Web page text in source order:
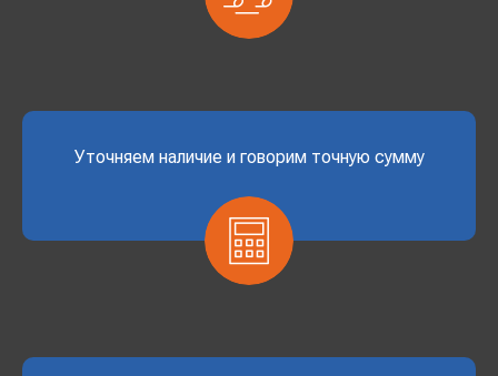
Уточняем наличие и говорим точную сумму